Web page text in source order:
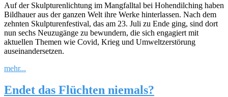
Auf der Skulpturenlichtung im Mangfalltal bei Hohendilching haben
Bildhauer aus der ganzen Welt ihre Werke hinterlassen. Nach dem
zehnten Skulpturenfestival, das am 23. Juli zu Ende ging, sind dort
nun sechs Neuzugänge zu bewundern, die sich engagiert mit
aktuellen Themen wie Covid, Krieg und Umweltzerstörung
auseinandersetzen.
mehr...
Endet das Flüchten niemals?